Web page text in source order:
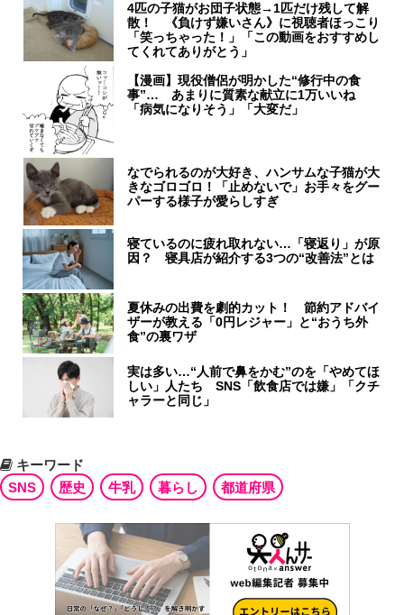
4匹の子猫がお団子状態→1匹だけ残して解
散！ 《負けず嫌いさん》に視聴者ほっこり
「笑っちゃった！」「この動画をおすすめし
てくれてありがとう」
【漫画】現役僧侶が明かした“修行中の食
事”… あまりに質素な献立に1万いいね
「病気になりそう」「大変だ」
なでられるのが大好き、ハンサムな子猫が大
きなゴロゴロ！「止めないで」お手々をグー
パーする様子が愛らしすぎ
寝ているのに疲れ取れない…「寝返り」が原
因？ 寝具店が紹介する3つの“改善法”とは
夏休みの出費を劇的カット！ 節約アドバイ
ザーが教える「0円レジャー」と“おうち外
食”の裏ワザ
実は多い…“人前で鼻をかむ”のを「やめてほ
しい」人たち SNS「飲食店では嫌」「クチ
ャラーと同じ」
キーワード
SNS
歴史 牛乳 暮らし 都道府県